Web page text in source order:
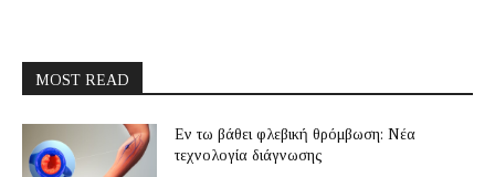
MOST READ
Εν τω βάθει φλεβική θρόμβωση: Νέα
τεχνολογία διάγνωσης